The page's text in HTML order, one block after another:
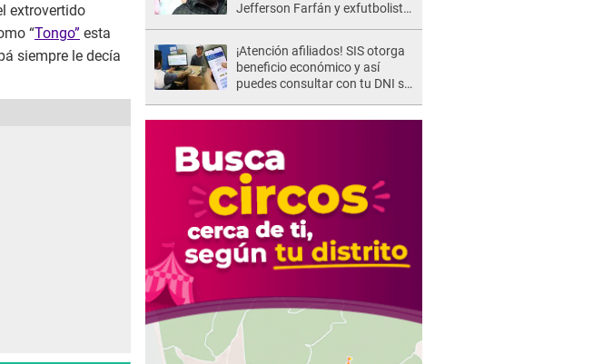
extrovertido
“Tongo” esta
siempre le decía
Jefferson Farfán y exfutbolista
¡Atención afiliados! SIS otorga
beneficio económico y así
puedes consultar con tu DNI si